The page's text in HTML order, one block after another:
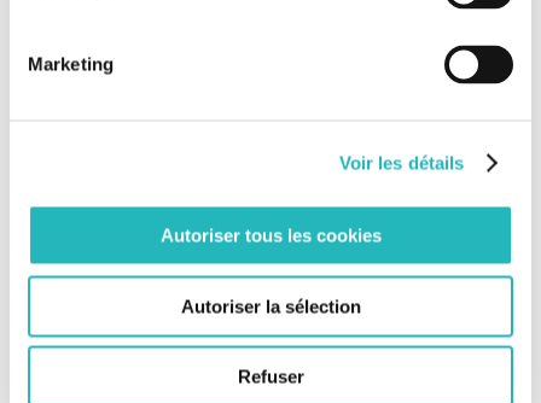
Marketing
Voir les détails
Autoriser tous les cookies
Autoriser la sélection
Refuser
Nos derniers articles
Bee Grenoble ouvre ses portes !
[Grand Paris Express] Keolis exploite également la